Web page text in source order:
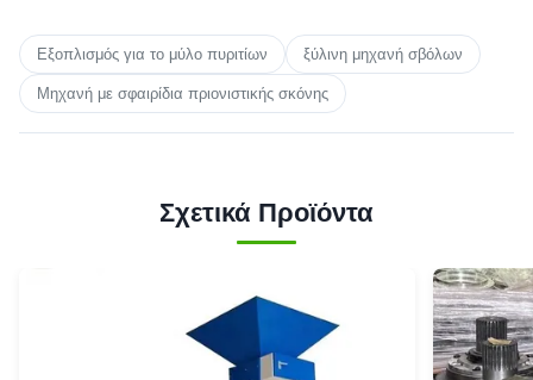
Εξοπλισμός για το μύλο πυριτίων ξύλινη μηχανή σβόλων
Μηχανή με σφαιρίδια πριονιστικής σκόνης
Σχετικά Προϊόντα